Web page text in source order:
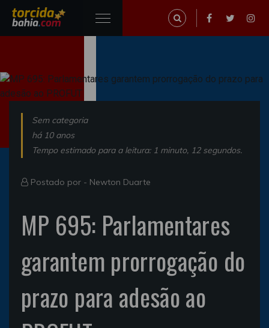
Sem categoria
há 10 anos
Tempo estimado para a leitura: 1 minuto, 12 segundos.
Postado por - Newton Duarte
MP 695: Parlamentares
garantem prorrogação do
prazo para adesão ao